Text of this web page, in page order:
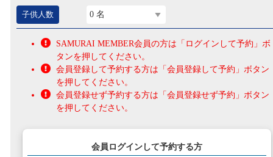
子供人数 0 名
SAMURAI MEMBER会員の方は「ログインして予約」ボ
タンを押してください。
会員登録して予約する方は「会員登録して予約」ボタン
を押してください。
会員登録せず予約する方は「会員登録せず予約」ボタン
を押してください。
会員ログインして予約する方